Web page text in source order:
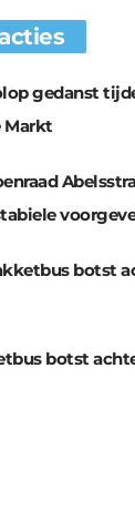
gedanst
Markt
botst
botst